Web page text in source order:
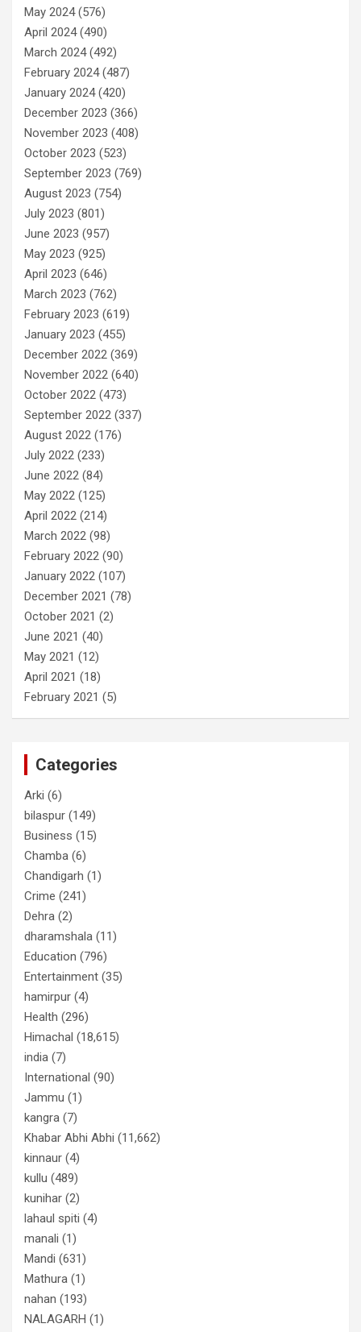
May 2024(576)
April 2024(490)
March 2024(492)
February 2024(487)
January 2024(420)
December 2023 (366)
November 2023 (408)
October 2023 (523)
September 2023 (769)
August 2023 (754)
July 2023 (801)
June 2023 (957)
May 2023 (925)
April 2023 (646)
March 2023 (762)
February 2023 (619)
January 2023 (455)
December 2022 (369)
November 2022 (640)
October 2022 (473)
September 2022 (337)
August 2022 (176)
July 2022 (233)
June 2022 (84)
May 2022 (125)
April 2022 (214)
March 2022 (98)
February 2022 (90)
January 2022 (107)
December 2021 (78)
October 2021 (2)
June 2021 (40)
May 2021 (12)
April 2021 (18)
February 2021 (5)
Categories
Arki (6)
bilaspur (149)
Business (15)
Chamba (6)
Chandigarh (1)
Crime (241)
Dehra (2)
dharamshala (11)
Education (796)
Entertainment (35)
hamirpur (4)
Health (296)
Himachal (18,615)
india (7)
International (90)
Jammu (1)
kangra (7)
Khabar Abhi Abhi (11,662)
kinnaur (4)
kullu (489)
kunihar (2)
lahaul spiti (4)
manali (1)
Mandi (631)
Mathura (1)
nahan (193)
NALAGARH (1)